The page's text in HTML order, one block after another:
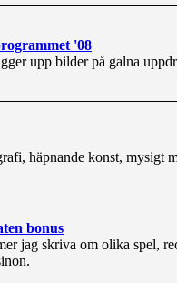
'08
upp bilder på galna
häpnande konst, mysigt
bonus
jag skriva om olika spel,